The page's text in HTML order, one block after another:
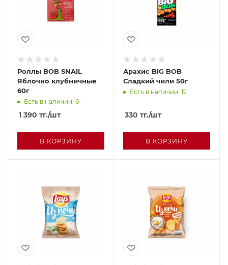
Роллы BOB SNAIL
Яблочно клубничные
60г
Есть в наличии: 6
1 390 тг./шт
В КОРЗИНУ
Арахис BIG BOB
Сладкий чили 50г
Есть в наличии: 12
330 тг./шт
В КОРЗИНУ